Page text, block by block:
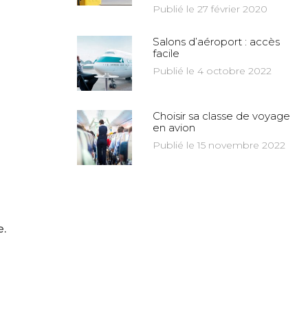
Publié le 27 février 2020
Salons d’aéroport : accès
facile
Publié le 4 octobre 2022
Choisir sa classe de voyage
en avion
Publié le 15 novembre 2022